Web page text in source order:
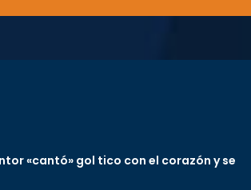
«cantó» gol tico con el corazón y se